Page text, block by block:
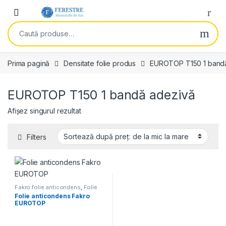
Skip to navigation
Skip to content
Open
Caută după:
Prima pagină Densitate folie produs EUROTOP T150 1
EUROTOP T150 1 bandă adezivă
Afișez singurul rezultat
Filters
Fakro folie anticondens Folie
anticondens
Folie anticondens Fakro
EUROTOP